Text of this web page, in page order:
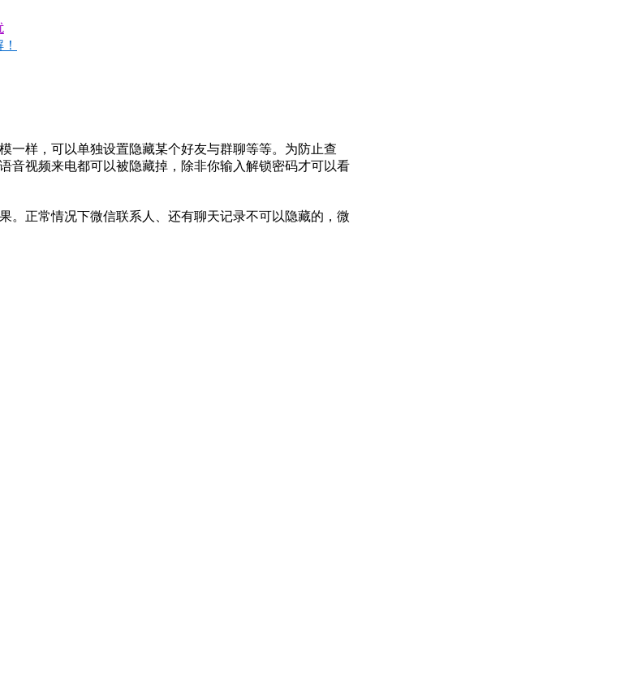
一样，可以单独设置隐藏某个好友与群聊等等。为防止查
音视频来电都可以被隐藏掉，除非你输入解锁密码才可以看
。正常情况下微信联系人、还有聊天记录不可以隐藏的，微